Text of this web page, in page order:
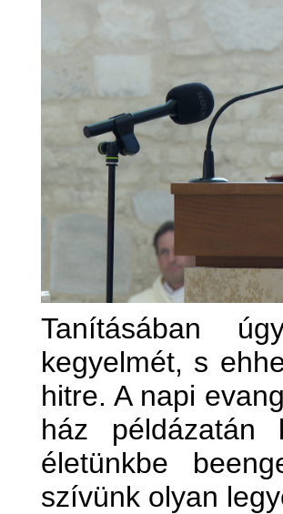
Tanításában
kegyelmét, s
hitre. A napi
ház példázatán
életünkbe
szívünk olyan